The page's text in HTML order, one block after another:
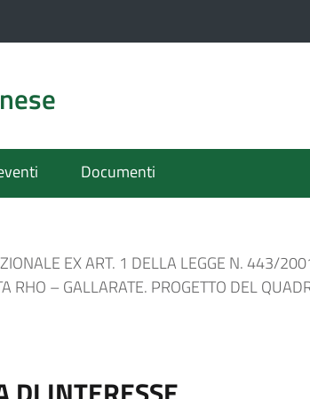
Documenti
EX ART. 1 DELLA LEGGE N. 443/
RHO – GALLARATE. PROGETTO DEL